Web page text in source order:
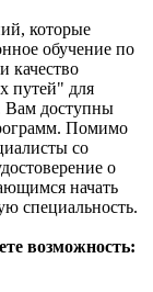
которые
обучение по
качество
путей" для
Вам доступны
Помимо
со
о
начать
специальность.
возможность: